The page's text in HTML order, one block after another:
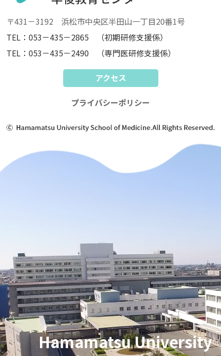
〒431－3192 浜松市中央区半田山一丁目20番1号
TEL：053－435－2865 （初期研修支援係）
TEL：053－435－2490 （専門医研修支援係）
アクセス
プライバシーポリシー
Hamamatsu University